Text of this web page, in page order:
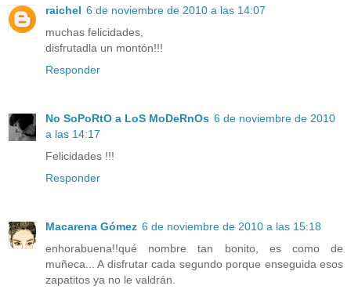
raichel 6 de noviembre de 2010 a las 14:07
muchas felicidades,
disfrutadla un montón!!!
Responder
No SoPoRtO a LoS MoDeRnOs 6 de noviembre de 2010
a las 14:17
Felicidades !!!
Responder
Macarena Gómez 6 de noviembre de 2010 a las 15:18
enhorabuena!!qué nombre tan bonito, es como de
muñeca... A disfrutar cada segundo porque enseguida esos
zapatitos ya no le valdrán.